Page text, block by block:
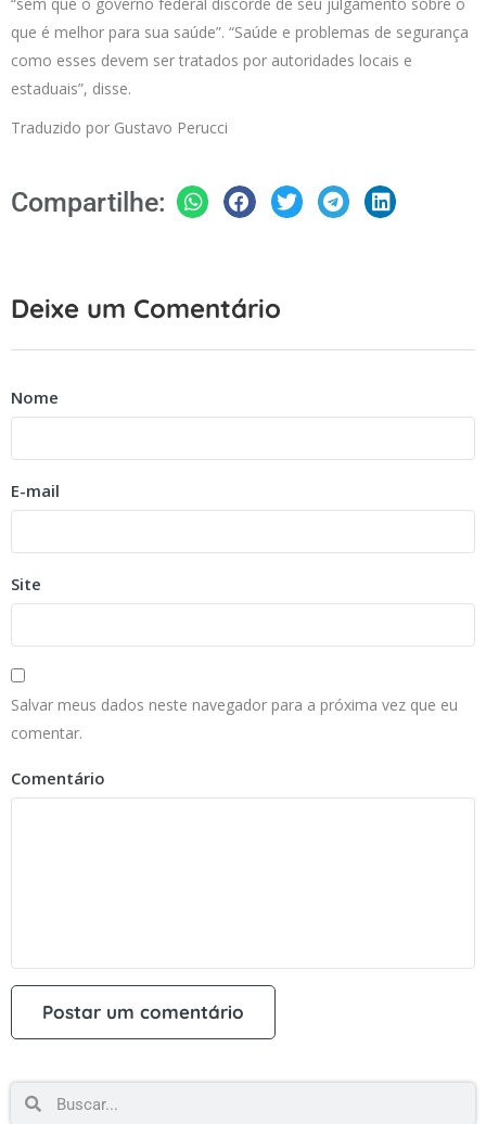
“sem que o governo federal discorde de seu julgamento sobre o
que é melhor para sua saúde”. “Saúde e problemas de segurança
como esses devem ser tratados por autoridades locais e
estaduais”, disse.
Traduzido por Gustavo Perucci
Compartilhe:
Deixe um Comentário
Nome
E-mail
Site
Salvar meus dados neste navegador para a próxima vez que eu
comentar.
Comentário